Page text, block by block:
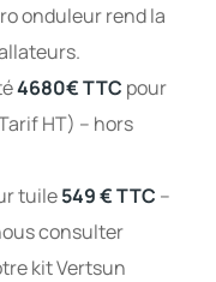
onduleur rend la
4680€ TTC pour
HT) – hors
tuile549 € TTC –
consulter
kit Vertsun